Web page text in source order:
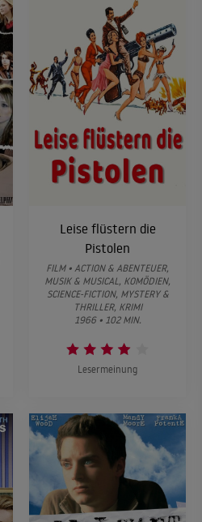
Leise flüstern die
Pistolen
FILM • ACTION & ABENTEUER,
MUSIK & MUSICAL, KOMÖDIEN,
SCIENCE-FICTION, MYSTERY &
THRILLER, KRIMI
1966 • 102 MIN.
Lesermeinung